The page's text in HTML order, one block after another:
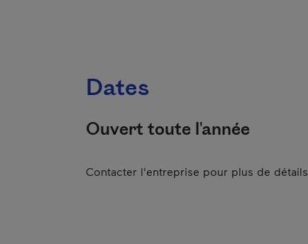
Dates
Ouvert toute l'année
Contacter l'entreprise pour plus de détails